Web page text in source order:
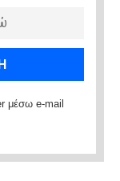
μέσω e-mail